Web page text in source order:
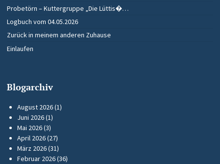
Probetörn – Kuttergruppe „Die Lüttis�…
Logbuch vom 04.05.2026
Zurück in meinem anderen Zuhause
Einlaufen
Blogarchiv
August 2026(1)
Juni 2026(1)
Mai 2026(3)
April 2026(27)
März 2026(31)
Februar 2026(36)